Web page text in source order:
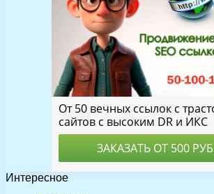
Интересное